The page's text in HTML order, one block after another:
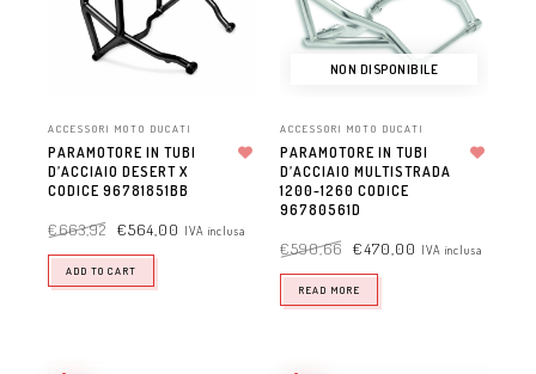
ACCESSORI MOTO DUCATI
PARAMOTORE IN TUBI
D’ACCIAIO DESERT X
CODICE 96781851BB
€663,92 €564,00 IVA inclusa
ADD TO CART
NON DISPONIBILE
ACCESSORI MOTO DUCATI
PARAMOTORE IN TUBI
D’ACCIAIO MULTISTRADA
1200-1260 CODICE
96780561D
€590,66 €470,00 IVA inclusa
READ MORE